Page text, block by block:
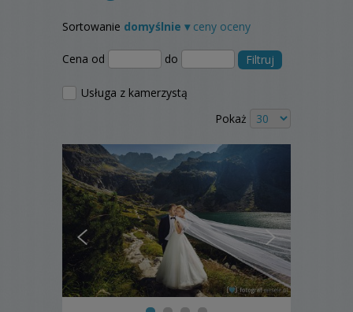
Sortowanie domyślnie ▾ ceny oceny
Cena od do Filtruj
Usługa z kamerzystą
Pokaż